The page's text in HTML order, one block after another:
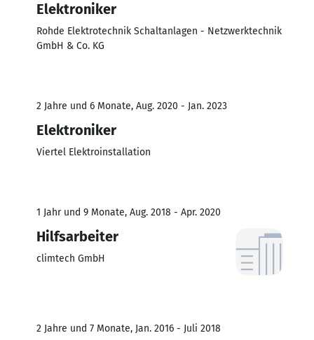
Elektroniker
Rohde Elektrotechnik Schaltanlagen - Netzwerktechnik
GmbH & Co. KG
2 Jahre und 6 Monate, Aug. 2020 - Jan. 2023
Elektroniker
Viertel Elektroinstallation
1 Jahr und 9 Monate, Aug. 2018 - Apr. 2020
Hilfsarbeiter
climtech GmbH
2 Jahre und 7 Monate, Jan. 2016 - Juli 2018